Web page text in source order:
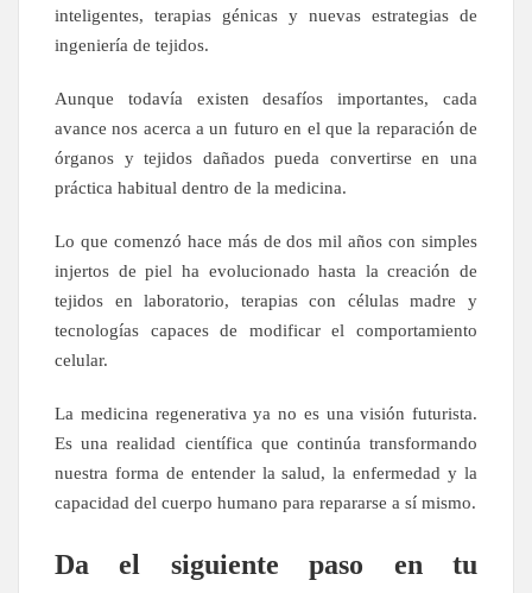
inteligentes, terapias génicas y nuevas estrategias de
ingeniería de tejidos.
Aunque todavía existen desafíos importantes, cada
avance nos acerca a un futuro en el que la reparación de
órganos y tejidos dañados pueda convertirse en una
práctica habitual dentro de la medicina.
Lo que comenzó hace más de dos mil años con simples
injertos de piel ha evolucionado hasta la creación de
tejidos en laboratorio, terapias con células madre y
tecnologías capaces de modificar el comportamiento
celular.
La medicina regenerativa ya no es una visión futurista.
Es una realidad científica que continúa transformando
nuestra forma de entender la salud, la enfermedad y la
capacidad del cuerpo humano para repararse a sí mismo.
Da el siguiente paso en tu